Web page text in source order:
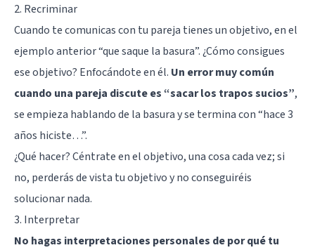
2. Recriminar
Cuando te comunicas con tu pareja tienes un objetivo, en el
ejemplo anterior “que saque la basura”. ¿Cómo consigues
ese objetivo? Enfocándote en él. Un error muy común
cuando una pareja discute es “sacar los trapos sucios”,
se empieza hablando de la basura y se termina con “hace 3
años hiciste…”.
¿Qué hacer? Céntrate en el objetivo, una cosa cada vez; si
no, perderás de vista tu objetivo y no conseguiréis
solucionar nada.
3. Interpretar
No hagas interpretaciones personales de por qué tu